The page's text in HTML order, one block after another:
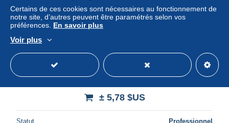
Q25-23) VIEUX PAYSANS CREUSOIS - (EDITEUR A.
± 5,78 $US
Statut Professionnel
Certains de ces cookies sont nécessaires au fonctionnement de
notre site, d’autres peuvent être paramétrés selon vos
préférences. En savoir plus
Voir plus